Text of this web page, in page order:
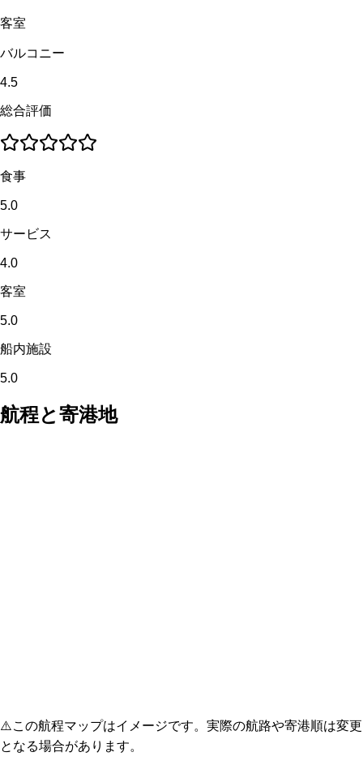
客室
バルコニー
4.5
総合評価
食事
5.0
サービス
4.0
客室
5.0
船内施設
5.0
航程と寄港地
⚠️この航程マップはイメージです。実際の航路や寄港順は変更
となる場合があります。